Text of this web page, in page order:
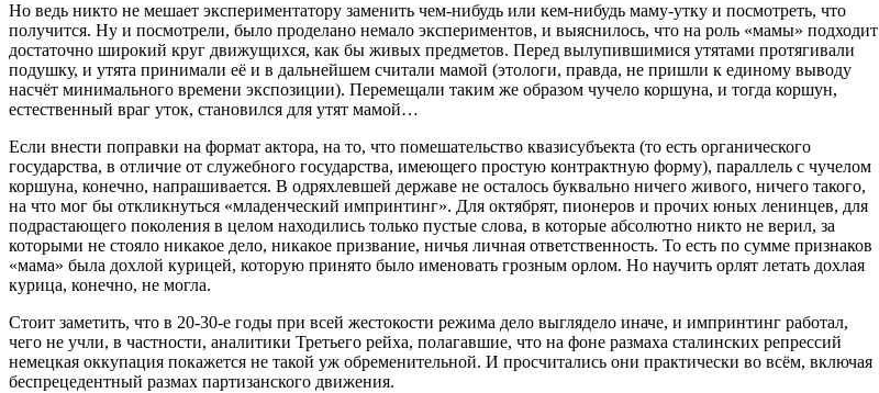
Но ведь никто не мешает экспериментатору заменить чем‑нибудь или кем‑нибудь маму-утку и посмотреть, что
получится. Ну и посмотрели, было проделано немало экспериментов, и выяснилось, что на роль «мамы» подходит
достаточно широкий круг движущихся, как бы живых предметов. Перед вылупившимися утятами протягивали
подушку, и утята принимали её и в дальнейшем считали мамой (этологи, правда, не пришли к единому выводу
насчёт минимального времени экспозиции). Перемещали таким же образом чучело коршуна, и тогда коршун,
естественный враг уток, становился для утят мамой…
Если внести поправки на формат актора, на то, что помешательство квазисубъекта (то есть органического
государства, в отличие от служебного государства, имеющего простую контрактную форму), параллель с чучелом
коршуна, конечно, напрашивается. В одряхлевшей державе не осталось буквально ничего живого, ничего такого,
на что мог бы откликнуться «младенческий импринтинг». Для октябрят, пионеров и прочих юных ленинцев, для
подрастающего поколения в целом находились только пустые слова, в которые абсолютно никто не верил, за
которыми не стояло никакое дело, никакое призвание, ничья личная ответственность. То есть по сумме признаков
«мама» была дохлой курицей, которую принято было именовать грозным орлом. Но научить орлят летать дохлая
курица, конечно, не могла.
Стоит заметить, что в 20-30‑е годы при всей жестокости режима дело выглядело иначе, и импринтинг работал,
чего не учли, в частности, аналитики Третьего рейха, полагавшие, что на фоне размаха сталинских репрессий
немецкая оккупация покажется не такой уж обременительной. И просчитались они практически во всём, включая
беспрецедентный размах партизанского движения.